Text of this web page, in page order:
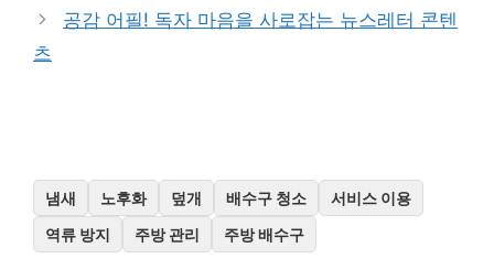
공감 어필! 독자 마음을 사로잡는 뉴스레터 콘텐
츠
냄새 노후화 덮개 배수구 청소
서비스 이용
역류 방지
주방 관리 주방 배수구